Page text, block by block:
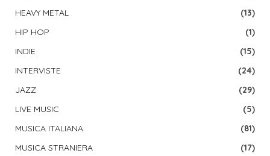
HEAVY METAL
(13)
HIP HOP
(1)
INDIE
(15)
INTERVISTE
(24)
JAZZ
(29)
LIVE MUSIC
(5)
MUSICA ITALIANA
(81)
MUSICA STRANIERA
(17)